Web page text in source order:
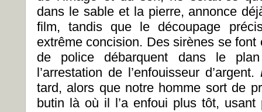
dans le sable et la pierre, annonce
film, tandis que le découpage
extrême concision. Des sirènes se
de police débarquent dans le
l’arrestation de l’enfouisseur d’argent.
tard, alors que notre homme sort de
butin là où il l’a enfoui plus tôt,